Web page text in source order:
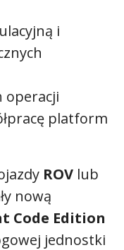
i
operacji
platform
ROV lub
nową
Code Edition
jednostki